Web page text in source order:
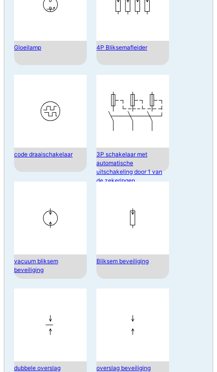
Gloeilamp 4P Bliksemafleider
code draaischakelaar
3P schakelaar met
automatische
uitschakeling door 1 van
de zekeringen
vacuum bliksem
beveiliging
Bliksem beveiliging
dubbele overslag
overslag beveiliging